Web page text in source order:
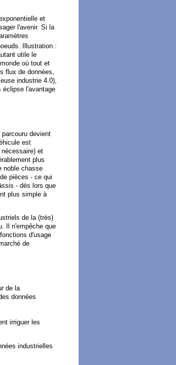
et
l'avenir. Si la
Illustration :
utile le
où tout et
flux de données,
industrie 4.0),
éclipse l'avantage
devient
est
et
plus
noble chasse
pièces - ce qui
- dès lors que
plus simple à
de la (très)
Il n'empêche que
d'usage
de
de la
données
irriguer les
industrielles